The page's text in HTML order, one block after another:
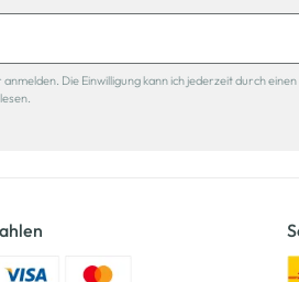
Die Einwilligung kann ich jederzeit durch